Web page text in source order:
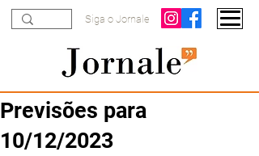
Siga o Jornale
Previsões para
10/12/2023